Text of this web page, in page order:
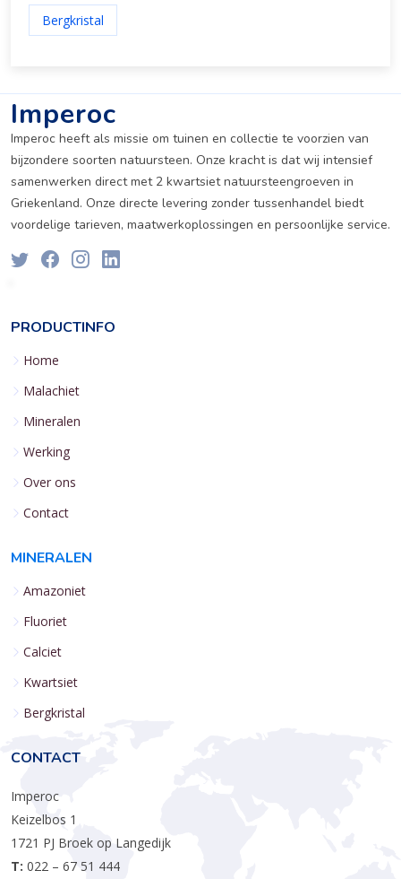
Bergkristal
Imperoc
Imperoc heeft als missie om tuinen en collectie te voorzien van
bijzondere soorten natuursteen. Onze kracht is dat wij intensief
samenwerken direct met 2 kwartsiet natuursteengroeven in
Griekenland. Onze directe levering zonder tussenhandel biedt
voordelige tarieven, maatwerkoplossingen en persoonlijke service.
PRODUCTINFO
Home
Malachiet
Mineralen
Werking
Over ons
Contact
MINERALEN
Amazoniet
Fluoriet
Calciet
Kwartsiet
Bergkristal
CONTACT
Imperoc
Keizelbos 1
1721 PJ Broek op Langedijk
T: 022 – 67 51 444